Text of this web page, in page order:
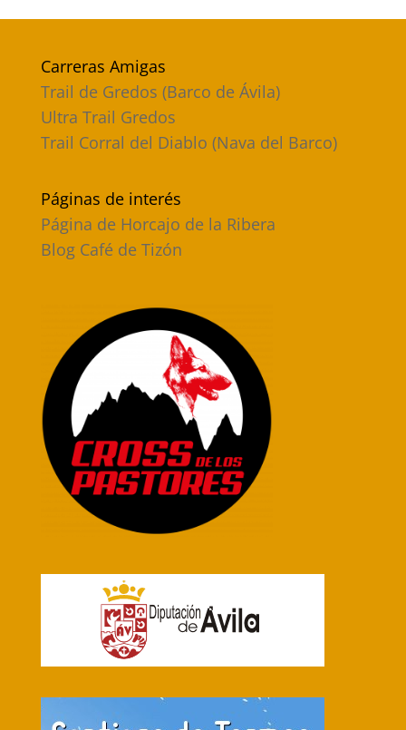
Carreras Amigas
Trail de Gredos (Barco de Ávila)
Ultra Trail Gredos
Trail Corral del Diablo (Nava del Barco)
Páginas de interés
Página de Horcajo de la Ribera
Blog Café de Tizón